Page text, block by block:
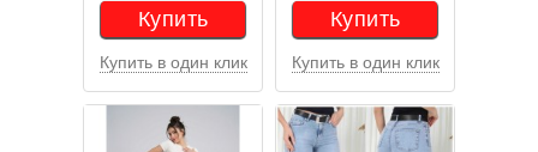
Купить
Купить
Купить в один клик
Купить
Купить
Купить в один клик